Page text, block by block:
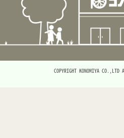
COPYRIGHT KONOMIYA